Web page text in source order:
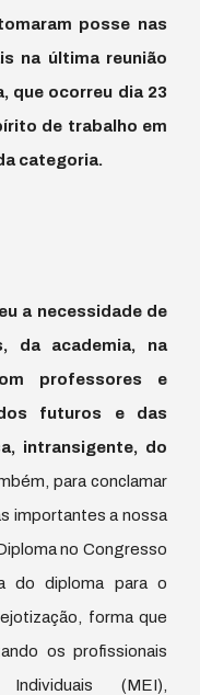
posse nas
na última reunião
que ocorreu dia 23
de trabalho em
categoria.
a necessidade de
da academia, na
professores e
futuros e das
intransigente, do
para conclamar
importantes a nossa
no Congresso
do diploma para o
forma que
os profissionais
(MEI),